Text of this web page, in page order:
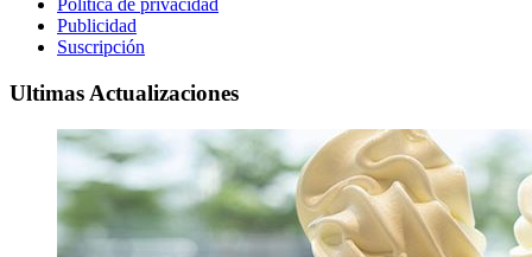
Política de privacidad
Publicidad
Suscripción
Ultimas Actualizaciones